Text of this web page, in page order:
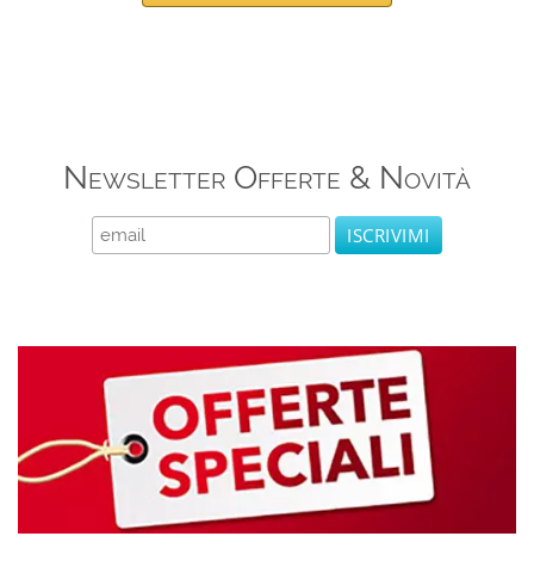
Newsletter Offerte & Novità